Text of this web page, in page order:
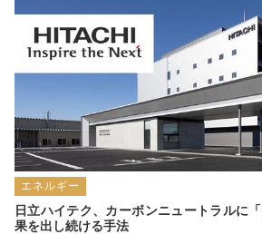
エネルギー
日立ハイテク、カーボンニュートラルに
果を出し続ける手法